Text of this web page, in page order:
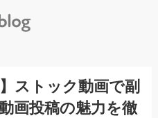
ストック動画で副
画投稿の魅力を徹